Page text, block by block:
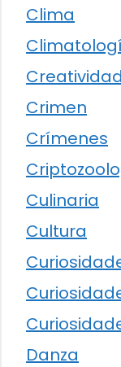
Clima
Creatividad
Crimen
Crímenes
Culinaria
Cultura
Danza